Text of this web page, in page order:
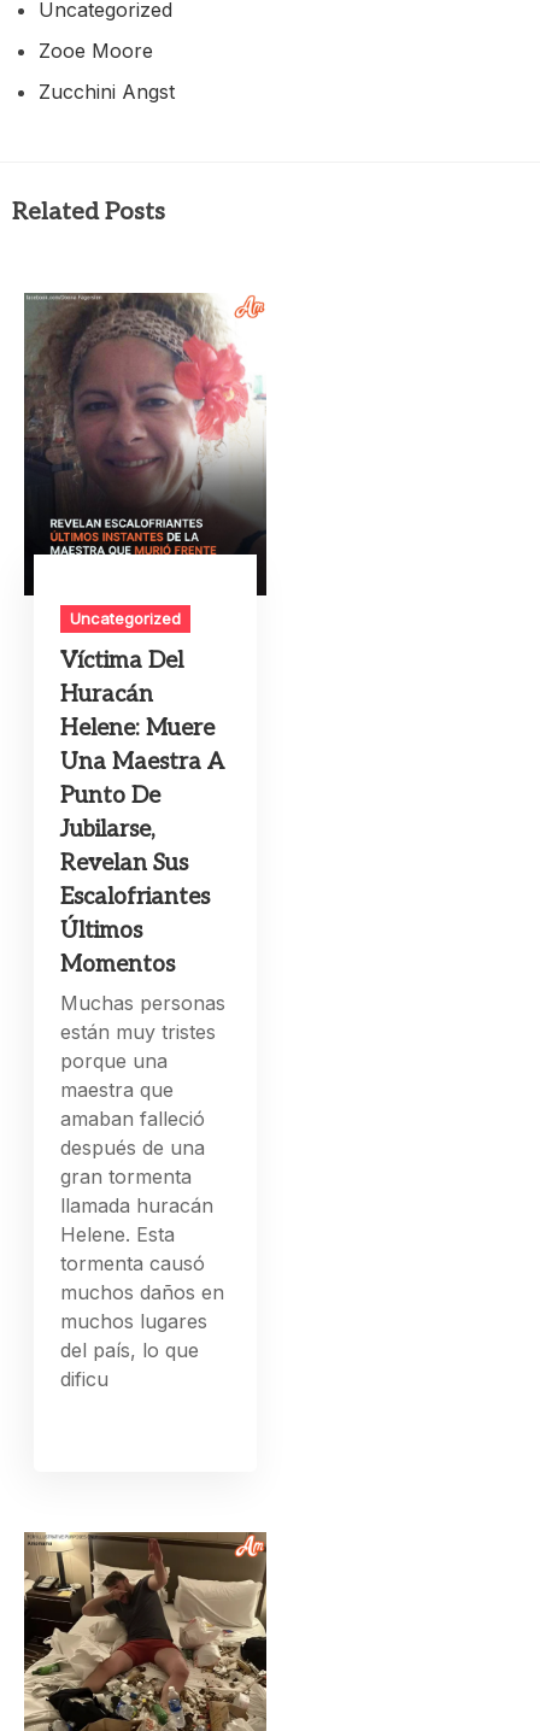
Uncategorized
Zooe Moore
Zucchini Angst
Related Posts
Uncategorized
Víctima Del
Huracán
Helene: Muere
Una Maestra A
Punto De
Jubilarse,
Revelan Sus
Escalofriantes
Últimos
Momentos
Muchas personas
están muy tristes
porque una
maestra que
amaban falleció
después de una
gran tormenta
llamada huracán
Helene. Esta
tormenta causó
muchos daños en
muchos lugares
del país, lo que
dificu